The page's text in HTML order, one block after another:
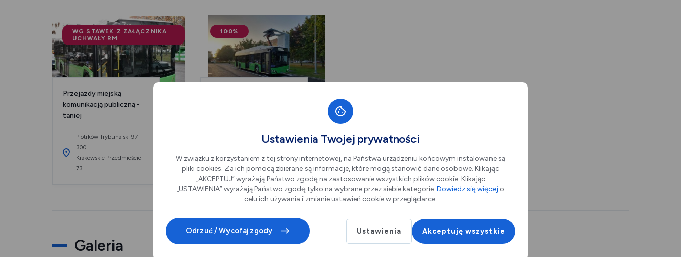
WG STAWEK Z ZAŁĄCZNIKA
UCHWAŁY RM
Przejazdy miejską
komunikacją publiczną -
taniej
Piotrków Trybunalski 97-
300
Krakowskie Przedmieście
73
100%
73
Galeria
Ustawienia Twojej prywatności
W związku z korzystaniem z tej strony internetowej, na Państwa urządzeniu końcowym instalowane są
pliki cookies. Za ich pomocą zbierane są informacje, które mogą stanowić dane osobowe. Klikając
„AKCEPTUJ” wyrażają Państwo zgodę na zastosowanie wszystkich plików cookie. Klikając
„USTAWIENIA” wyrażają Państwo zgodę tylko na wybrane przez siebie kategorie. Dowiedz się więcej o
celu ich używania i zmianie ustawień cookie w przeglądarce.
Odrzuć / Wycofaj zgody Ustawienia Akceptuję wszystkie